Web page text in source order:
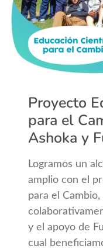
Proyecto
para el
Ashoka y
Logramos un
amplio con el
para el
y el apoyo de
cual